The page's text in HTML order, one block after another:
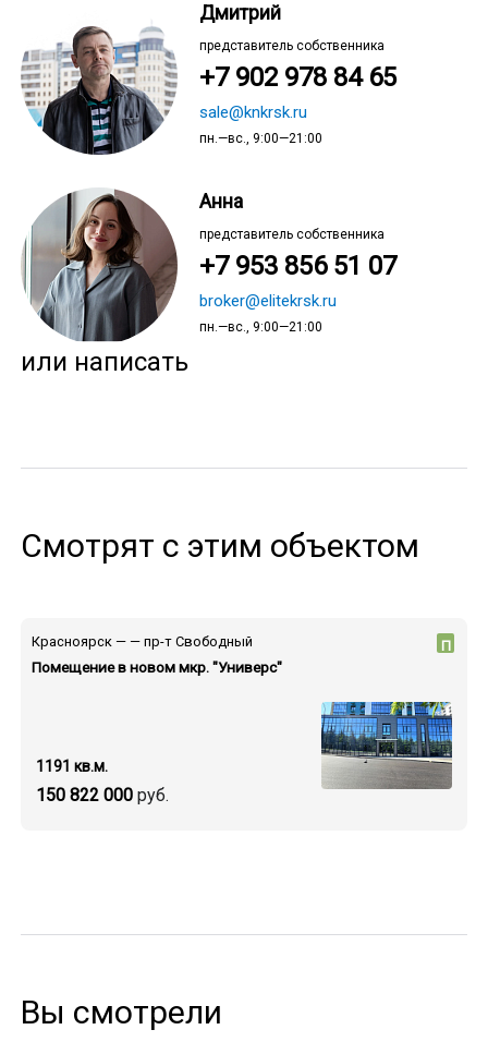
Дмитрий
представитель собственника
+7 902 978 84 65
sale@knkrsk.ru
пн.—вс., 9:00—21:00
Анна
представитель собственника
+7 953 856 51 07
broker@elitekrsk.ru
пн.—вс., 9:00—21:00
или написать
Смотрят с этим объектом
Красноярск — — пр-т Свободный
Помещение в новом мкр. "Универс"
П
150 822 000руб.
1191 кв.м.
Вы смотрели